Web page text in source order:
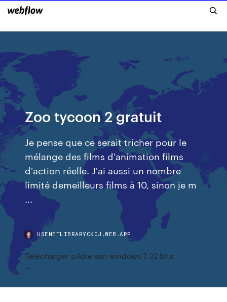
Zoo tycoon 2 gratuit
Je pense que ce serait tricher pour le
mélange des films d'animation films
d'action réelle. J'ai aussi un nombre
limité demeilleurs films à 10, sinon je m
...
USENETLIBRARYCKOJ.WEB.APP
Telecharger pilote son windows 7 32 bits